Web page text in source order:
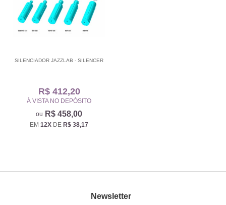
SILENCIADOR JAZZLAB - SILENCER
R$ 412,20
À VISTA NO DEPÓSITO
R$ 458,00
EM 12X DE R$ 38,17
Newsletter